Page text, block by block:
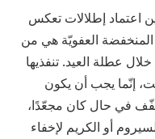
اعتماد إطلالات تعكس
العفويّة هي من
عطلة العيد. تنفذيها
إنّما يجب أن يكون
في حال كان مجعّدًا،
أو الكريم لإخفاء